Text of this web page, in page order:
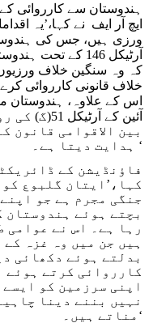
ہندوستان سے کارروائی
ایچ آر ایف نے کہا،’یہ
ورزی ہیں، جس کی
آرٹیکل 146 کے
کہ وہ سنگین خلاف
خلاف قانونی کارروائی
اس کے علاوہ، ہندوستان
آئین کے
بین الاقوامی قانون
ہدایت دیتا ہے۔ ‘
فاؤنڈیشن کے
کہا،’ایتان گلبوع
جنگی مجرم ہے جو
بچتے ہوئے ہندوستان
رہا ہے۔ اس نے عوامی
ہیں جن میں وہ غزہ
بدلتے ہوئے دکھائی
کارروائی کرتے ہوئے
اپنی سرزمین کو
نہیں بننے دینا
مناتے ہیں۔‘